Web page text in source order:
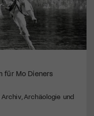
für Mo Dieners
Archäologie und